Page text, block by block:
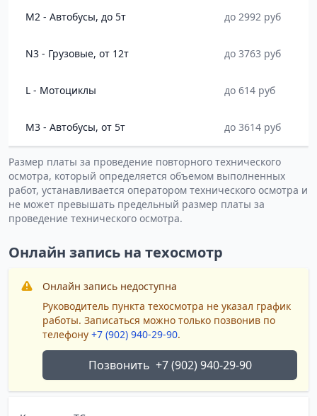
M2 - Автобусы, до 5т до 2992 руб
N3 - Грузовые, от 12т до 3763 руб
L - Мотоциклы до 614 руб
M3 - Автобусы, от 5т до 3614 руб
Размер платы за проведение повторного технического
осмотра, который определяется объемом выполненных
работ, устанавливается оператором технического осмотра и
не может превышать предельный размер платы за
проведение технического осмотра.
Онлайн запись на техосмотр
Онлайн запись недоступна
Руководитель пункта техосмотра не указал график
работы. Записаться можно только позвонив по
телефону +7 (902) 940-29-90.
Позвонить +7 (902) 940-29-90